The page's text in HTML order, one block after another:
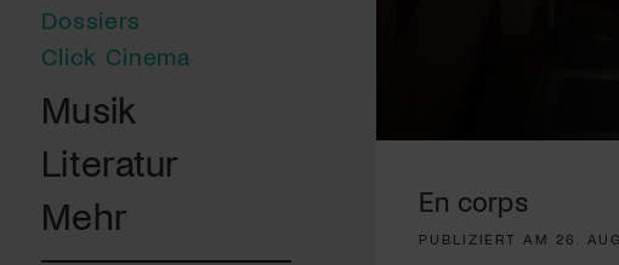
Dossiers
Click Cinema
Musik
Literatur
Mehr
En corps
PUBLIZIERT AM 26.